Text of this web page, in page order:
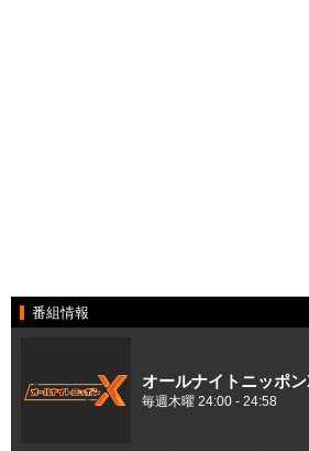
番組情報
オールナイトニッポ
毎週木曜 24:00 - 24:58